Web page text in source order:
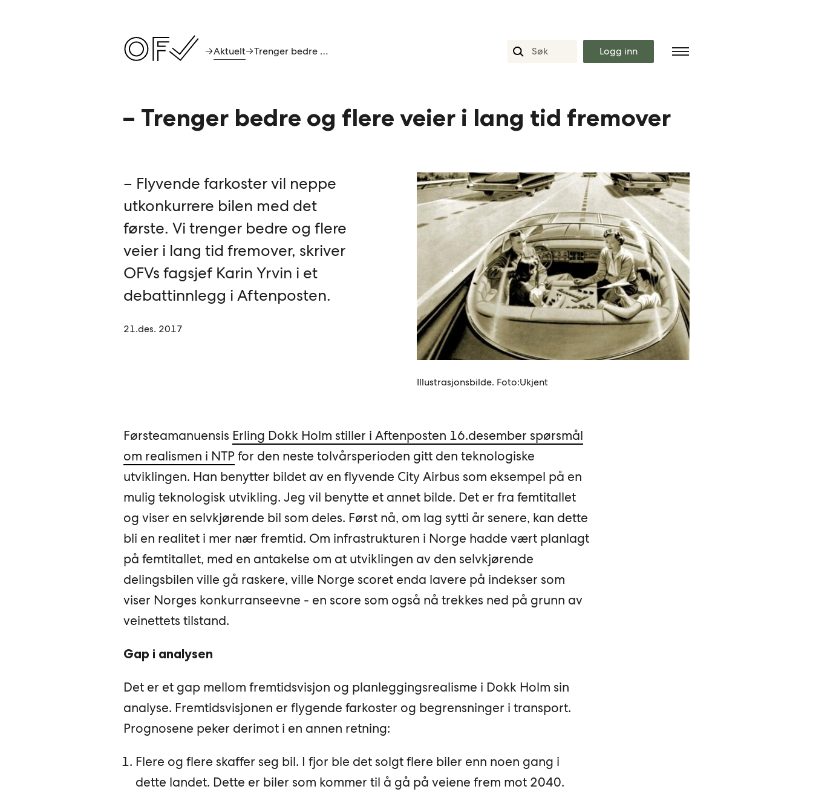
→Aktuelt→ Trenger bedre og flere veier i lang tid fremover Logg inn
– Trenger bedre og flere veier i lang tid fremover
– Flyvende farkoster vil neppe
utkonkurrere bilen med det
første. Vi trenger bedre og flere
veier i lang tid fremover, skriver
OFVs fagsjef Karin Yrvin i et
debattinnlegg i Aftenposten.
21.des. 2017
Illustrasjonsbilde. Foto:Ukjent
Førsteamanuensis Erling Dokk Holm stiller i Aftenposten 16.desember spørsmål
om realismen i NTPfor den neste tolvårsperioden gitt den teknologiske
utviklingen. Han benytter bildet av en flyvende City Airbus som eksempel på en
mulig teknologisk utvikling. Jeg vil benytte et annet bilde. Det er fra femtitallet
og viser en selvkjørende bil som deles. Først nå, om lag sytti år senere, kan dette
bli en realitet i mer nær fremtid. Om infrastrukturen i Norge hadde vært planlagt
på femtitallet, med en antakelse om at utviklingen av den selvkjørende
delingsbilen ville gå raskere, ville Norge scoret enda lavere på indekser som
viser Norges konkurranseevne - en score som også nå trekkes ned på grunn av
veinettets tilstand.
Gap i analysen
Det er et gap mellom fremtidsvisjon og planleggingsrealisme i Dokk Holm sin
analyse. Fremtidsvisjonen er flygende farkoster og begrensninger i transport.
Prognosene peker derimot i en annen retning:
Flere og flere skaffer seg bil. I fjor ble det solgt flere biler enn noen gang i
dette landet. Dette er biler som kommer til å gå på veiene frem mot 2040.